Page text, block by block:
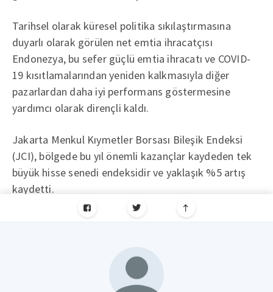
Tarihsel olarak küresel politika sıkılaştırmasına
duyarlı olarak görülen net emtia ihracatçısı
Endonezya, bu sefer güçlü emtia ihracatı ve COVID-
19 kısıtlamalarından yeniden kalkmasıyla diğer
pazarlardan daha iyi performans göstermesine
yardımcı olarak dirençli kaldı.
Jakarta Menkul Kıymetler Borsası Bileşik Endeksi
(JCI), bölgede bu yıl önemli kazançlar kaydeden tek
büyük hisse senedi endeksidir ve yaklaşık %5 artış
kaydetti.